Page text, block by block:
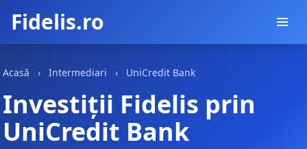
Fidelis.ro
Acasă › Intermediari › UniCredit Bank
Investiții Fidelis prin
UniCredit Bank